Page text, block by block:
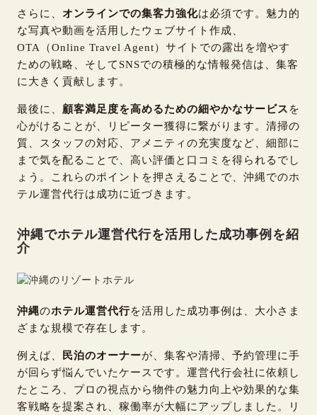
さらに、 オンラインでの集客力強化は必須です。魅力的
な写真や動画を活用したウェブサイト作成、
OTA（Online Travel Agent）サイトでの露出を増やす
ための戦略、そしてSNSでの積極的な情報発信は、集客
に大きく貢献します。
最後に、 顧客満足度を高めるための細やかなサービス を
心がけることが、リピーター獲得に繋がります。清掃の
質、スタッフの対応、アメニティの充実度など、細部に
まで気を配ることで、 高い評価と口コミ を得られるでし
ょう。これらのポイントを押さえることで、沖縄でのホ
テル運営代行は成功に近づきます。
沖縄でホテル運営代行を活用した成功事例を紹
介
沖縄のホテル運営代行を活用した成功事例は、大小さま
ざまな規模で存在します。
例えば、 民泊のオーナーが、集客や清掃、予約管理に手
が回らず悩んでいたケースです。運営代行会社に依頼し
たところ、プロの視点から物件の魅力向上や効果的な集
客戦略を提案され、稼働率が大幅にアップしました。リ